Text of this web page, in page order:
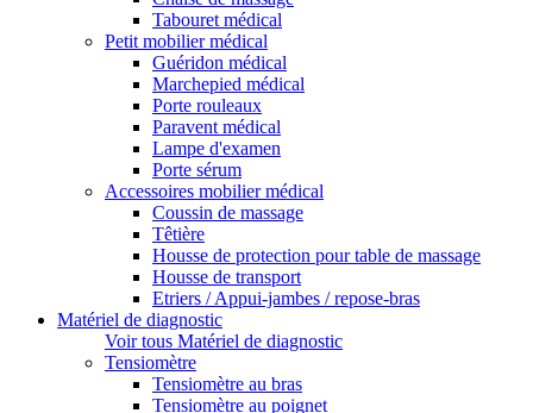
Tabouret médical
Petit mobilier médical
Guéridon médical
Marchepied médical
Porte rouleaux
Paravent médical
Lampe d'examen
Porte sérum
Accessoires mobilier médical
Coussin de massage
Têtière
Housse de protection pour table de massage
Housse de transport
Etriers / Appui-jambes / repose-bras
Matériel de diagnostic
Voir tous Matériel de diagnostic
Tensiomètre
Tensiomètre au bras
Tensiomètre au poignet